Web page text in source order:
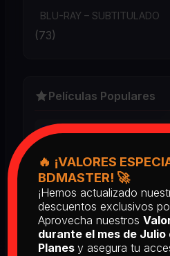
BLU-RAY – SUBTITULADO
(73)
Películas Populares
⭐⭐⭐⭐⭐
Return of the
(1988) BD25 Latino
2025
⭐⭐⭐⭐⭐
🔥 ¡VALORES
BDMASTER! 🚀
¡Hemos actualizado
descuentos exclusivos
Aprovecha nuestros
durante el mes de Julio
Planes y asegura tu